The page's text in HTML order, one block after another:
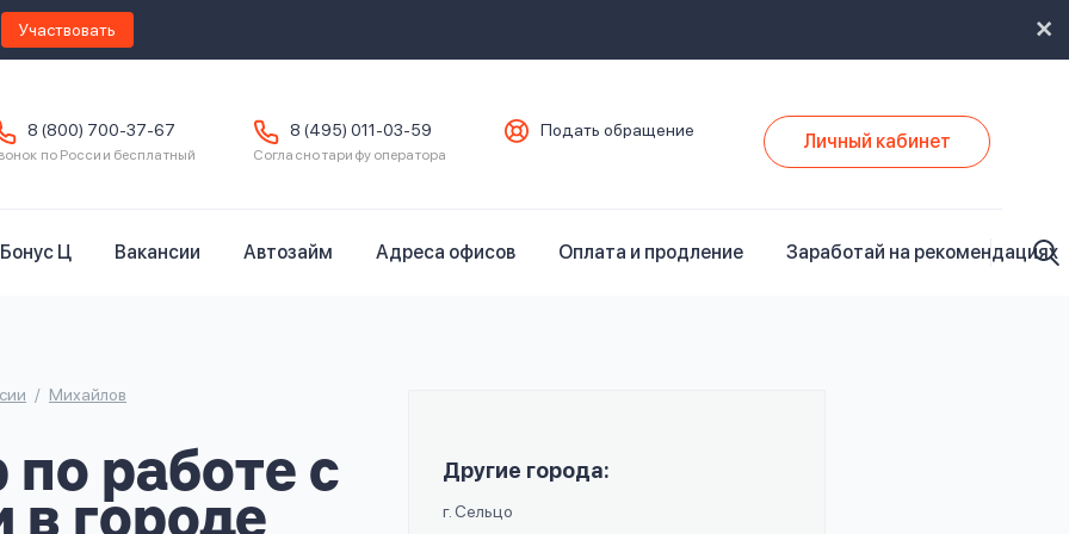
Участвовать
8 (800) 700-37-67
по России бесплатный
8 (495) 011-03-59
Согласно тарифу оператора
Подать обращение Личный кабинет
Бонус Ц Вакансии Автозайм Адреса офисов Оплата и продление Заработай на рекомендациях
Михайлов
работе с
в городе
Другие города:
г. Сельцо